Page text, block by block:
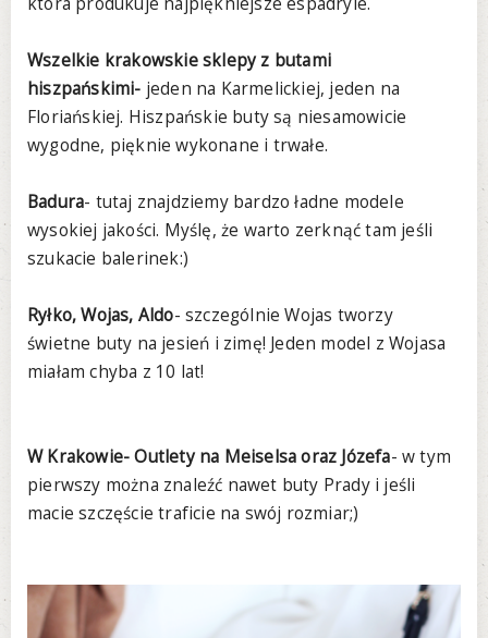
Wszelkie krakowskie sklepy z butami
hiszpańskimi- jeden na Karmelickiej, jeden na
Floriańskiej. Hiszpańskie buty są niesamowicie
wygodne, pięknie wykonane i trwałe.
Badura- tutaj znajdziemy bardzo ładne modele
wysokiej jakości. Myślę, że warto zerknąć tam jeśli
szukacie balerinek:)
Ryłko, Wojas, Aldo- szczególnie Wojas tworzy
świetne buty na jesień i zimę! Jeden model z Wojasa
miałam chyba z 10 lat!
W Krakowie- Outlety na Meiselsa oraz Józefa- w tym
pierwszy można znaleźć nawet buty Prady i jeśli
macie szczęście traficie na swój rozmiar;)